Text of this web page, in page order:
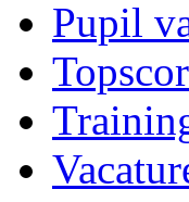
Pupil